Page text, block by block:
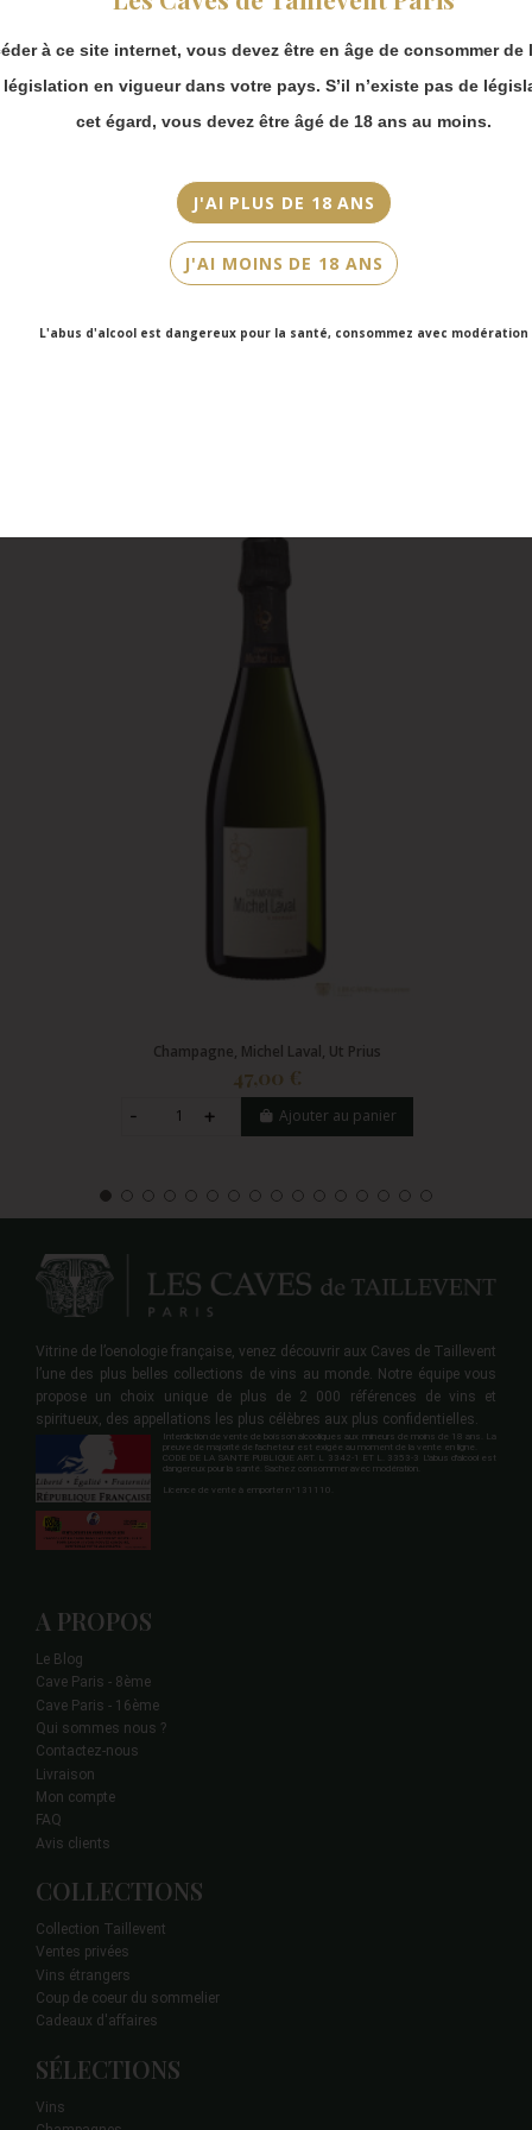
à ce site internet, vous devez être en âge de consommer de
législation en vigueur dans votre pays. S’il n’existe pas de
cet égard, vous devez être âgé de 18 ans au moins.
J'AI PLUS DE 18 ANS
J'AI MOINS DE 18 ANS
L'abus d'alcool est dangereux pour la santé, consommez avec modération
Rosé
Cépage(s)
Pinot noir, Chardonnay, Pinot Meunier
Champagne, Michel Laval, Ut Prius
47,00 €
Ajouter au panier
Vitrine de l’oenologie française, venez découvrir aux Caves de Taillevent
l’une des plus belles collections de vins au monde. Notre équipe vous
propose un choix unique de plus de 2 000 références de vins et
spiritueux, des appellations les plus célèbres aux plus confidentielles.
Interdiction de vente de boisson alcooliques aux mineurs de moins de 18 ans. La
preuve de majorité de l'acheteur est exigée au moment de la vente en ligne.
CODE DE LA SANTE PUBLIQUE ART. L 3342-1 ET L. 3353-3 L'abus d'alcool est
dangereux pour la santé. Sachez consommer avec modération.
Licence de vente à emporter n°131110.
A PROPOS
Le Blog
Cave Paris - 8ème
Cave Paris - 16ème
Qui sommes nous ?
Contactez-nous
Livraison
Mon compte
FAQ
Avis clients
COLLECTIONS
Collection Taillevent
Ventes privées
Vins étrangers
Coup de coeur du sommelier
Cadeaux d'affaires
SÉLECTIONS
Vins
Merci de bien
prendre en compte :
Les envois
partir du 31 août.
Les commandes
en click-and-
collect (cave
Faubourg Saint-
Victor Hugo)